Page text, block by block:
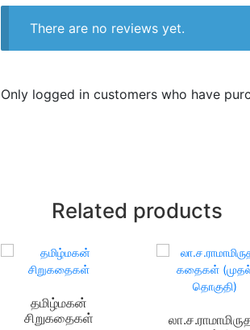
There are no reviews yet.
Only logged in customers who have
Related products
தமிழ்மகன்
சிறுகதைகள்